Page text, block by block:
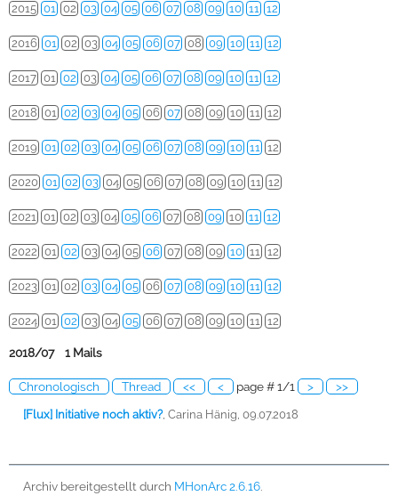
2015 01 02 03 04 05 06 07 08 09 10 11 12
2016 01 02 03 04 05 06 07 08 09 10 11 12
2017 01 02 03 04 05 06 07 08 09 10 11 12
2018 01 02 03 04 05 06 07 08 09 10 11 12
2019 01 02 03 04 05 06 07 08 09 10 11 12
2020 01 02 03 04 05 06 07 08 09 10 11 12
2021 01 02 03 04 05 06 07 08 09 10 11 12
2022 01 02 03 04 05 06 07 08 09 10 11 12
2023 01 02 03 04 05 06 07 08 09 10 11 12
2024 01 02 03 04 05 06 07 08 09 10 11 12
2018/07 1 Mails
Chronologisch Thread << < page # 1/1 > >>
[Flux] Initiative noch aktiv?, Carina Hänig, 09.07.2018
Archiv bereitgestellt durch MHonArc 2.6.16